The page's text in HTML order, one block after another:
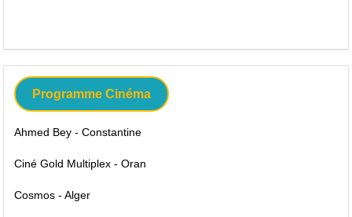
Programme Cinéma
Ahmed Bey - Constantine
Ciné Gold Multiplex - Oran
Cosmos - Alger